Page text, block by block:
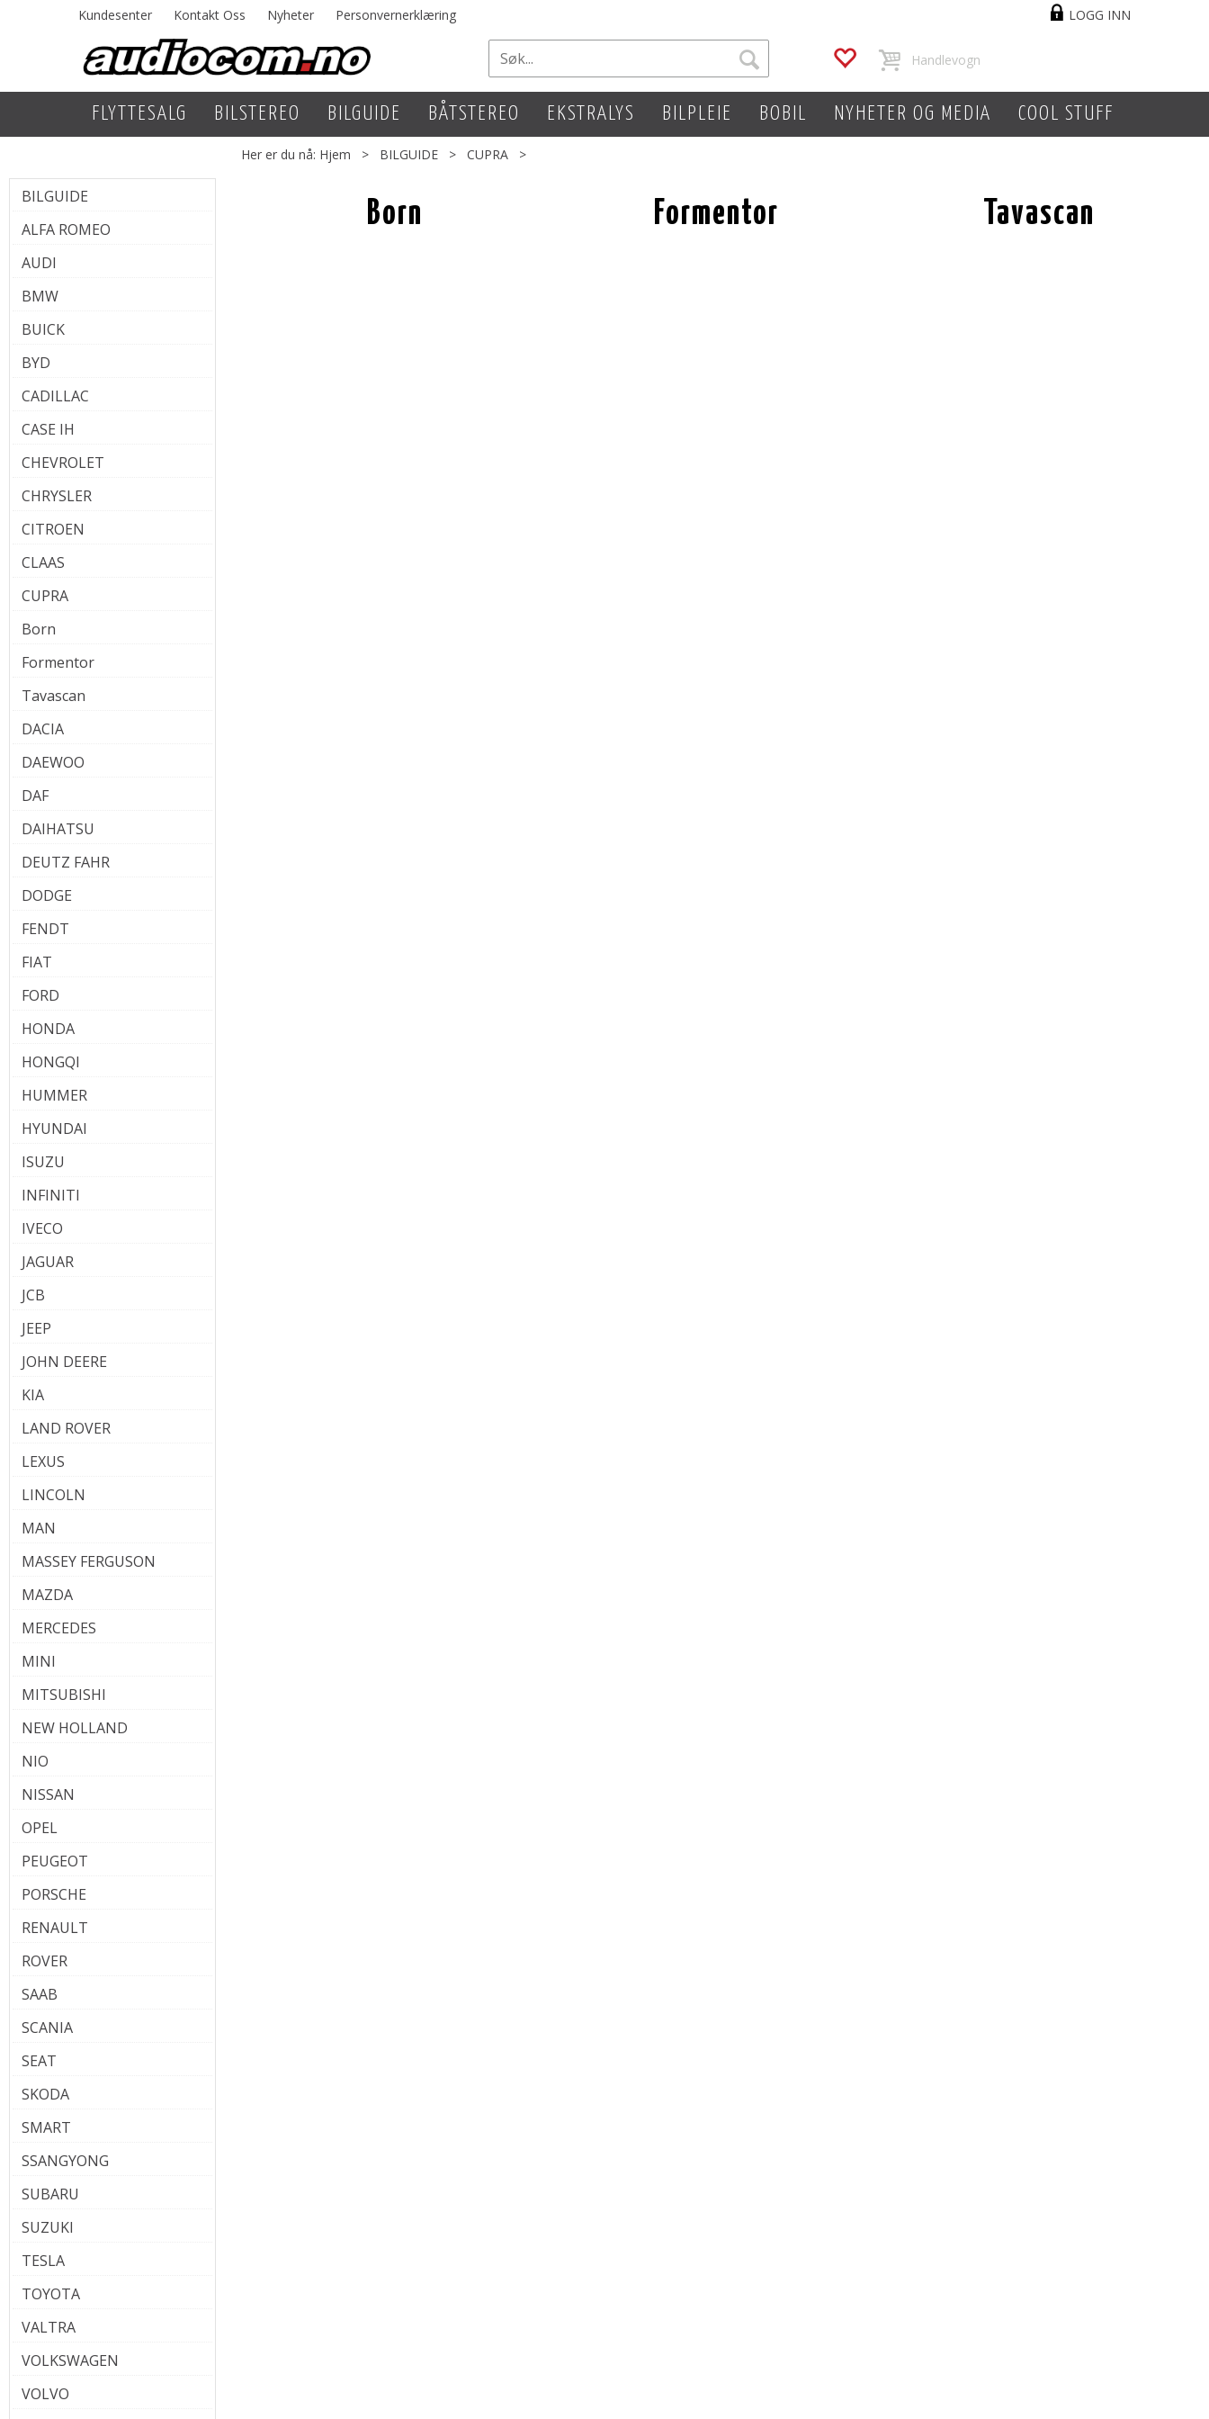
LOGG INN
Kundesenter Kontakt Oss Nyheter Personvernerklæring
FLYTTESALG BILSTEREO BILGUIDE BÅTSTEREO EKSTRALYS BILPLEIE BOBIL NYHETER OG MEDIA COOL STUFF
Her er du nå: Hjem > BILGUIDE > CUPRA >
BILGUIDE
ALFA ROMEO
AUDI
BMW
BUICK
BYD
CADILLAC
CASE IH
CHEVROLET
CHRYSLER
CITROEN
CLAAS
CUPRA
Born
Formentor
Tavascan
DACIA
DAEWOO
DAF
DAIHATSU
DEUTZ FAHR
DODGE
FENDT
FIAT
FORD
HONDA
HONGQI
HUMMER
HYUNDAI
ISUZU
INFINITI
IVECO
JAGUAR
JCB
JEEP
JOHN DEERE
KIA
LAND ROVER
LEXUS
LINCOLN
MAN
MASSEY FERGUSON
MAZDA
MERCEDES
MINI
MITSUBISHI
NEW HOLLAND
NIO
NISSAN
OPEL
PEUGEOT
PORSCHE
RENAULT
ROVER
SAAB
SCANIA
SEAT
SKODA
SMART
SSANGYONG
SUBARU
SUZUKI
TESLA
TOYOTA
VALTRA
VOLKSWAGEN
VOLVO
Born Formentor Tavascan